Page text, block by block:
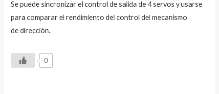
Se puede sincronizar el control de salida de 4 servos y usarse
para comparar el rendimiento del control del mecanismo
de dirección.
0